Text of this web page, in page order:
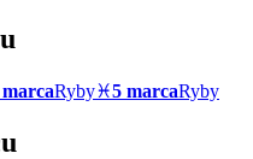
Ryby♓5 marcaRyby